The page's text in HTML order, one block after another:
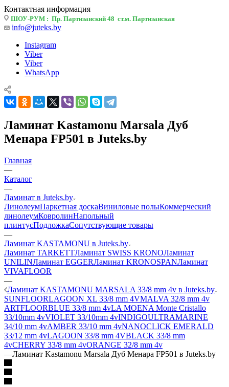
Контактная информация
ШОУ-РУМ : Пр. Партизанский 48 ст.м. Партизанская
info@juteks.by
Instagram
Viber
Viber
WhatsApp
Ламинат Kastamonu Marsala Дуб
Менара FP501 в Juteks.by
Главная
—
Каталог
—
Ламинат в Juteks.by
ЛинолеумПаркетная доскаВиниловые полыКоммерческий
линолеумКовролинНапольный
плинтусПодложкаСопутствующие товары
—
Ламинат KASTAMONU в Juteks.by
Ламинат TARKETTЛаминат SWISS KRONOЛаминат
UNILINЛаминат EGGERЛаминат KRONOSPANЛаминат
VIVAFLOOR
—
Ламинат KASTAMONU MARSALA 33/8 mm 4v в Juteks.by
SUNFLOORLAGOON XL 33/8 mm 4VMALVA 32/8 mm 4v
ARTFLOORBLUE 33/8 mm 4vLA MOENA Monte Cristallo
33/10mm 4vVIOLET 33/10mm 4vINDIGOULTRAMARINE
34/10 mm 4vAMBER 33/10 mm 4vNANOCLICK EMERALD
33/12 mm 4vLAGOON 33/8 mm 4VBLACK 33/8 mm
4vCHERRY 33/8 mm 4vORANGE 32/8 mm 4v
—Ламинат Kastamonu Marsala Дуб Менара FP501 в Juteks.by